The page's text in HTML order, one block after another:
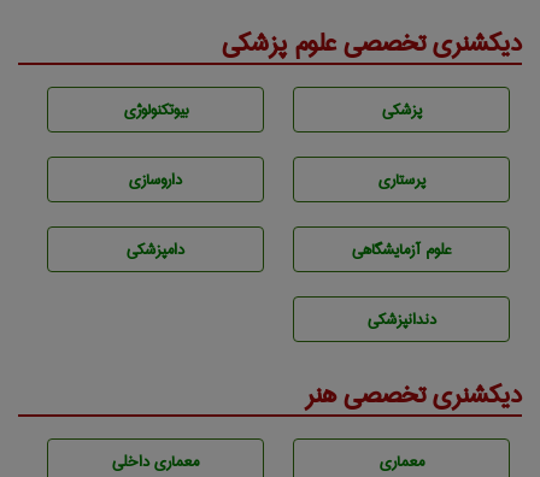
دیکشنری تخصصی علوم پزشکی
پزشكی بيوتكنولوژی
پرستاری داروسازی
علوم آزمايشگاهی دامپزشكی
دندانپزشكی
دیکشنری تخصصی هنر
معماری معماری داخلی